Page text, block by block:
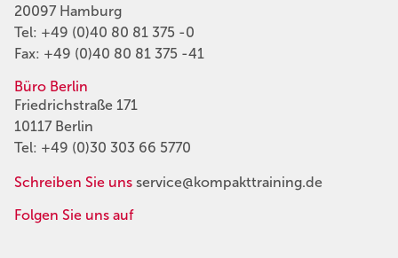
20097 Hamburg
Tel: +49 (0)40 80 81 375 -0
Fax: +49 (0)40 80 81 375 -41
Büro Berlin
Friedrichstraße 171
10117 Berlin
Tel: +49 (0)30 303 66 5770
Schreiben Sie uns service@kompakttraining.de
Folgen Sie uns auf